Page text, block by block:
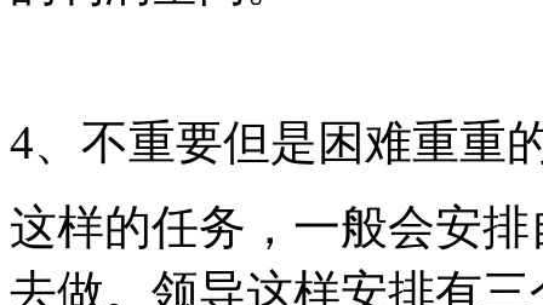
4、不重要但是困难重重
这样的任务，一般会安
去做。领导这样安排有